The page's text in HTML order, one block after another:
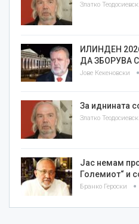
ИЛИНДЕН
ДА ЗБОРУВА
Јове Кекеновски
За иднината
Јас немам
Големиот“ и
Бранко Героски